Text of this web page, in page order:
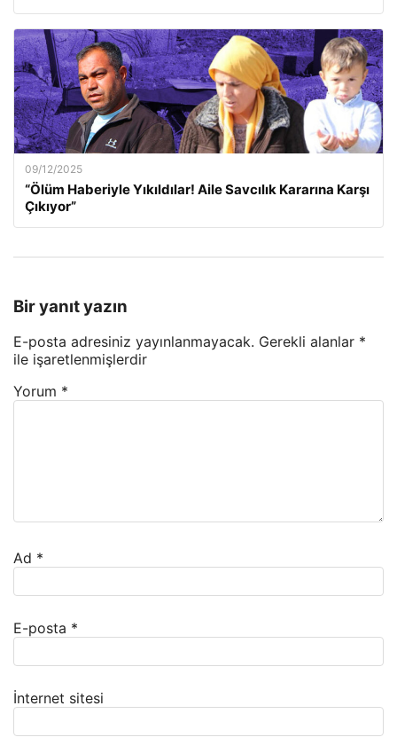
09/12/2025
“Ölüm Haberiyle Yıkıldılar! Aile Savcılık Kararına Karşı
Çıkıyor”
Bir yanıt yazın
E-posta adresiniz yayınlanmayacak. Gerekli alanlar *
ile işaretlenmişlerdir
Yorum *
Ad *
E-posta *
İnternet sitesi